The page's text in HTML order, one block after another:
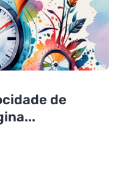
de